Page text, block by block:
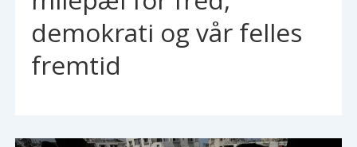
demokrati og vår felles
fremtid